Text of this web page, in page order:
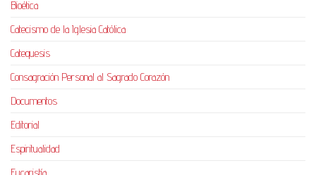
Bioética
Catecismo de la Iglesia Católica
Catequesis
Consagración Personal al Sagrado Corazón
Documentos
Editorial
Espiritualidad